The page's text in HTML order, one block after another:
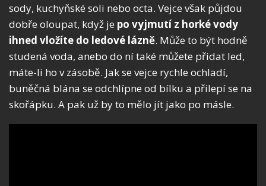
sody, kuchyňské soli nebo octa. Vejce však půjdou
dobře oloupat, když je po vyjmutí z horké vody
ihned vložíte do ledové lázně. Může to být hodně
studená voda, anebo do ní také můžete přidat led,
máte-li ho v zásobě. Jak se vejce rychle ochladí,
buněčná blána se odchlípne od bílku a přilepí se na
skořápku. A pak už by to mělo jít jako po másle.